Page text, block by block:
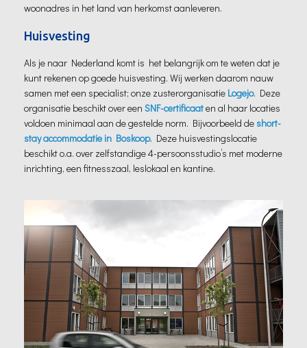
woonadres in het land van herkomst aanleveren.
Huisvesting
Als je naar Nederland komt is het belangrijk om te weten dat je
kunt rekenen op goede huisvesting. Wij werken daarom nauw
samen met een specialist; onze zusterorganisatie Logejo. Deze
organisatie beschikt over een SNF-certificaaten al haar locaties
voldoen minimaal aan de gestelde norm. Bijvoorbeeld de short-
stay accommodatie in Boskoop. Deze huisvestingslocatie
beschikt o.a. over zelfstandige 4-persoonsstudio’s met moderne
inrichting, een fitnesszaal, leslokaal en kantine.